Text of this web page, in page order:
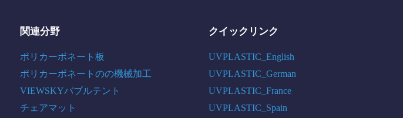
関連分野
ポリカーボネート板
ポリカーボネートのの機械加工
VIEWSKYバブルテント
チェアマット
クイックリンク
UVPLASTIC_English
UVPLASTIC_German
UVPLASTIC_France
UVPLASTIC_Spain